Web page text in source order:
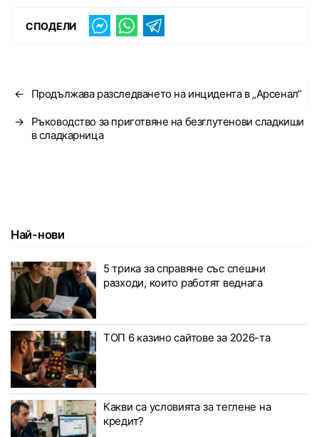
СПОДЕЛИ
← Продължава разследването на инцидента в „Арсенал“
→
Ръководство за приготвяне на безглутенови сладкиши
в сладкарница
Най-нови
5 трика за справяне със спешни
разходи, които работят веднага
ТОП 6 казино сайтове за 2026-та
Какви са условията за теглене на
кредит?